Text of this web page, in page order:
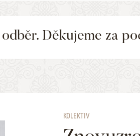
Děkujeme za
KOLEKTIV